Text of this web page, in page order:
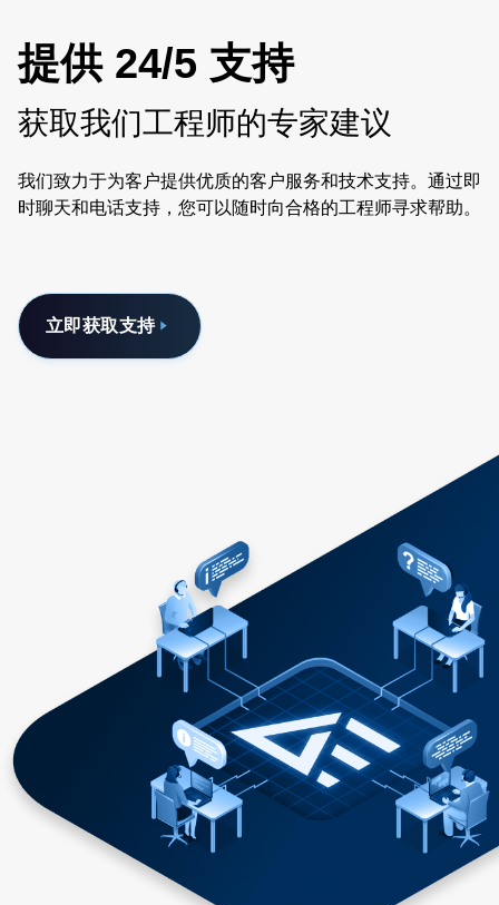
提供 24/5 支持
获取我们工程师的专家建议
我们致力于为客户提供优质的客户服务和技术支持。通过即
时聊天和电话支持，您可以随时向合格的工程师寻求帮助。
立即获取支持